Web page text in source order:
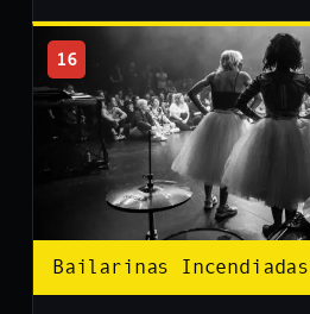
16
Bailarinas Incendiadas